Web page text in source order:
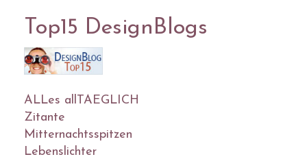
Top15 DesignBlogs
ALLes allTAEGLICH
Zitante
Mitternachtsspitzen
Lebenslichter